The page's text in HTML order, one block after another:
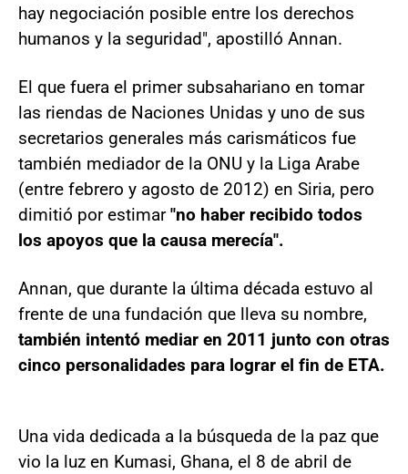
hay negociación posible entre los derechos
humanos y la seguridad", apostilló Annan.
El que fuera el primer subsahariano en tomar
las riendas de Naciones Unidas y uno de sus
secretarios generales más carismáticos fue
también mediador de la ONU y la Liga Arabe
(entre febrero y agosto de 2012) en Siria, pero
dimitió por estimar"no haber recibido todos
los apoyos que la causa merecía".
Annan, que durante la última década estuvo al
frente de una fundación que lleva su nombre,
también intentó mediar en 2011 junto con otras
cinco personalidades para lograr el fin de ETA.
Una vida dedicada a la búsqueda de la paz que
vio la luz en Kumasi, Ghana, el 8 de abril de